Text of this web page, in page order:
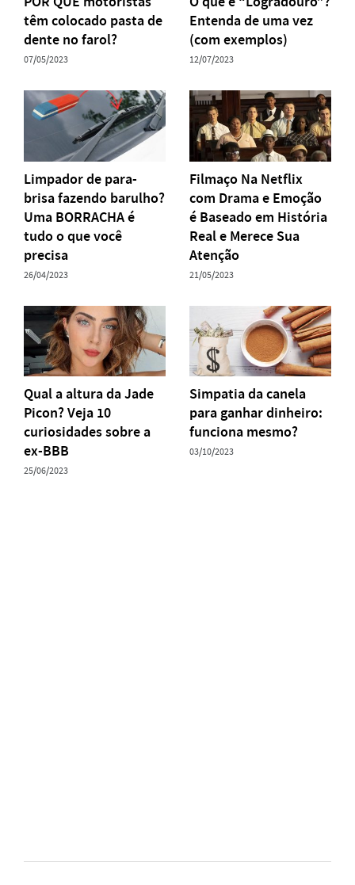
têm colocado pasta de
dente no farol?
07/05/2023
Entenda de uma vez
(com exemplos)
12/07/2023
Limpador de para-
brisa fazendo barulho?
Uma BORRACHA é
tudo o que você
precisa
26/04/2023
Filmaço Na Netflix
com Drama e Emoção
é Baseado em História
Real e Merece Sua
Atenção
21/05/2023
Qual a altura da Jade
Picon? Veja 10
curiosidades sobre a
ex-BBB
25/06/2023
Simpatia da canela
para ganhar dinheiro:
funciona mesmo?
03/10/2023